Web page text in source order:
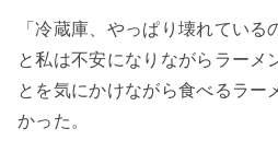
「冷蔵庫、やっぱり壊れている
と私は不安になりながらラーメ
とを気にかけながら食べるラー
かった。